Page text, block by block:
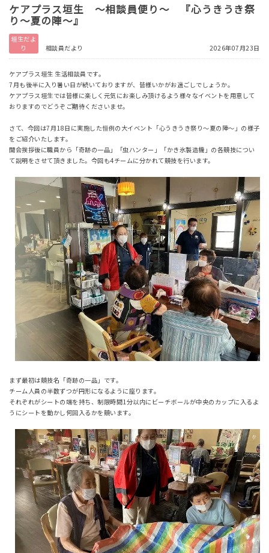
ケアプラス垣生 ～相談員便り～ 『心うきうき祭
り～夏の陣～』
垣生だよ
り
相談員だより 2026年07月23日
ケアプラス垣生 生活相談員です。
7月も後半に入り暑い日が続いておりますが、皆様いかがお過ごしでしょうか。
ケアプラス垣生では皆様に楽しく元気にお楽しみ頂けるよう様々なイベントを用意して
おりますのでどうぞご期待くださいませ。
さて、今回は7月18日に実施した恒例の大イベント「心うきうき祭り～夏の陣～」の様子
をご紹介いたします。
開会挨拶後に職員から「奇跡の一品」「虫ハンター」「かき氷製造機」の各競技につい
て説明をさせて頂きました。今回も4チームに分かれて競技を行います。
まず最初は競技名「奇跡の一品」です。
チーム人員の半数ずつが円形になるように座ります。
それぞれがシートの端を持ち、制限時間1分以内にビーチボールが中央のカップに入るよ
うにシートを動かし何回入るかを競います。